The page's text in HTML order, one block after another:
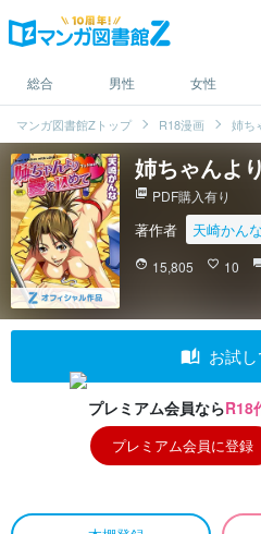
総合 男性 女性
マンガ図書館Zトップ R18漫画 姉ち
姉ちゃんよ
picture_as_pdf PDF購入有り
著作者 天崎かんな
face 15,805 favorite_border 10
auto_stories お試
プレミアム会員ならR18
プレミアム会員に登録